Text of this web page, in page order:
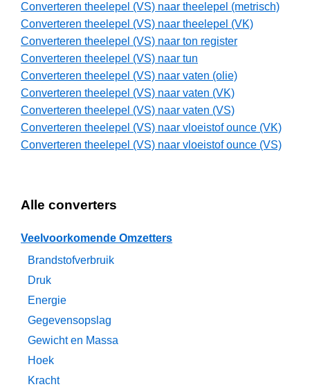
Converteren theelepel (VS) naar theelepel (metrisch)
Converteren theelepel (VS) naar theelepel (VK)
Converteren theelepel (VS) naar ton register
Converteren theelepel (VS) naar tun
Converteren theelepel (VS) naar vaten (olie)
Converteren theelepel (VS) naar vaten (VK)
Converteren theelepel (VS) naar vaten (VS)
Converteren theelepel (VS) naar vloeistof ounce (VK)
Converteren theelepel (VS) naar vloeistof ounce (VS)
Alle converters
Veelvoorkomende Omzetters
Brandstofverbruik
Druk
Energie
Gegevensopslag
Gewicht en Massa
Hoek
Kracht